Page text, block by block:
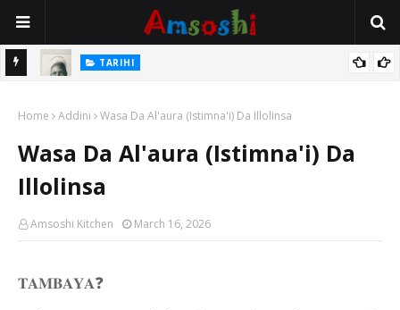
TARIHI
Usman Kure Bungudu
Home Addini Wasa Da Al'aura (Istimna'i) Da Illolinsa
Wasa Da Al'aura (Istimna'i) Da
Illolinsa
Amsoshi Kitchen March 16, 2026
𝐓𝐀𝐌𝐁𝐀𝐘𝐀❓